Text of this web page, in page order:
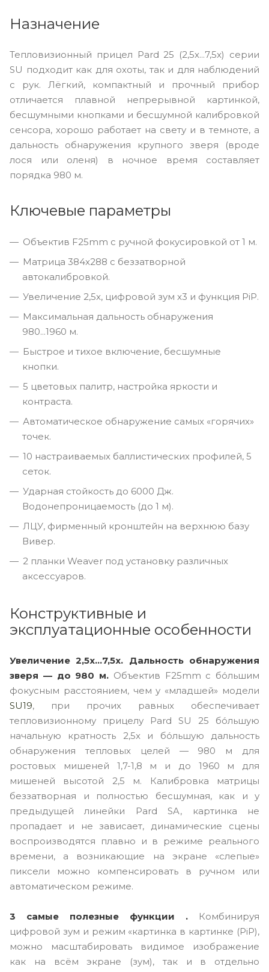
Назначение
Тепловизионный прицел Pard 25 (2,5x...7,5x) серии
SU подходит как для охоты, так и для наблюдений
с рук. Лёгкий, компактный и прочный прибор
отличается плавной непрерывной картинкой,
бесшумными кнопками и бесшумной калибровкой
сенсора, хорошо работает на свету и в темноте, а
дальность обнаружения крупного зверя (вроде
лося или оленя) в ночное время составляет
порядка 980 м.
Ключевые параметры
Объектив F25mm с ручной фокусировкой от 1 м.
Матрица 384x288 с беззатворной
автокалибровкой.
Увеличение 2,5x, цифровой зум x3 и функция PiP.
Максимальная дальность обнаружения
980...1960 м.
Быстрое и тихое включение, бесшумные
кнопки.
5 цветовых палитр, настройка яркости и
контраста.
Автоматическое обнаружение самых «горячих»
точек.
10 настраиваемых баллистических профилей, 5
сеток.
Ударная стойкость до 6000 Дж.
Водонепроницаемость (до 1 м).
ЛЦУ, фирменный кронштейн на верхнюю базу
Вивер.
2 планки Weaver под установку различных
аксессуаров.
Конструктивные и
эксплуатационные особенности
Увеличение 2,5x...7,5x. Дальность обнаружения
зверя — до 980 м. Объектив F25mm с бо́льшим
фокусным расстоянием, чем у «младшей» модели
SU19, при прочих равных обеспечивает
тепловизионному прицелу Pard SU 25 бо́льшую
начальную кратность 2,5x и бо́льшую дальность
обнаружения тепловых целей — 980 м для
ростовых мишеней 1,7-1,8 м и до 1960 м для
мишеней высотой 2,5 м. Калибровка матрицы
беззатворная и полностью бесшумная, как и у
предыдущей линейки Pard SA, картинка не
пропадает и не зависает, динамические сцены
воспроизводятся плавно и в режиме реального
времени, а возникающие на экране «слепые»
пиксели можно компенсировать в ручном или
автоматическом режиме.
3 самые полезные функции . Комбинируя
цифровой зум и режим «картинка в картинке (PiP),
можно масштабировать видимое изображение
как на всём экране (зум), так и в отдельно